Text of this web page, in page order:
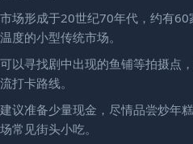
市场形成于20世纪70年代，约有60
温度的小型传统市场。
可以寻找剧中出现的鱼铺等拍摄点
流打卡路线。
建议准备少量现金，尽情品尝炒年
场常见街头小吃。